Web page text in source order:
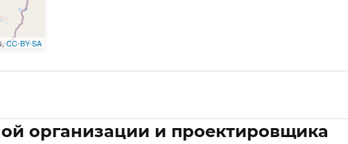
CC-BY-SA
организации и проектировщика